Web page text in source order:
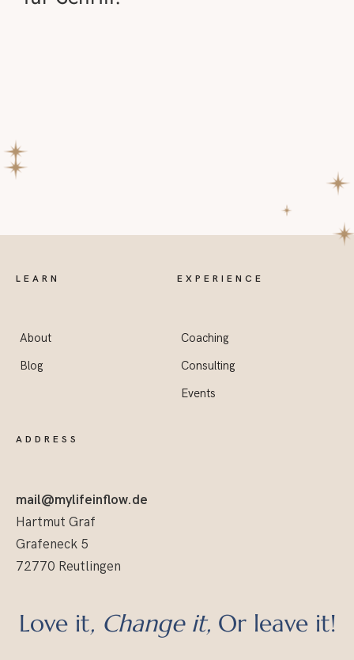
LEARN
About
Blog
EXPERIENCE
Coaching
Consulting
Events
ADDRESS
mail@mylifeinflow.de
Hartmut Graf
Grafeneck 5
72770 Reutlingen
Love it, Change it, Or leave it!